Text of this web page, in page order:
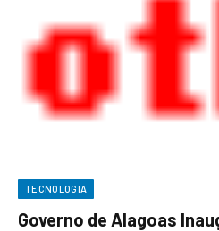
TECNOLOGIA
Governo de Alagoas